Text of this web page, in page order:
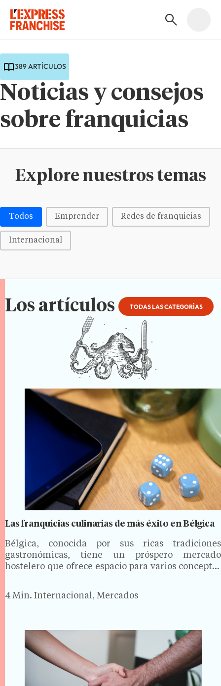
Noticias y consejos
sobre franquicias
389 ARTÍCULOS
Explore nuestros temas
Médias | Thématiques - Buttons
Todos Emprender Redes de franquicias
Internacional
Los artículos TODAS LAS CATEGORÍAS
Las franquicias culinarias de más éxito en Bélgica
Bélgica, conocida por sus ricas tradiciones
gastronómicas, tiene un próspero mercado
hostelero que ofrece espacio para varios conceptos
algunas de las franquicias de restauración más
destacadas y con más éxito de Bélgica…
4 Min. Internacional, Mercados